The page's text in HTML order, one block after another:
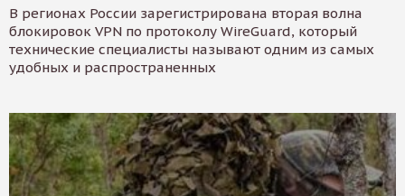
В регионах России зарегистрирована вторая волна
блокировок VPN по протоколу WireGuard, который
технические специалисты называют одним из самых
удобных и распространенных